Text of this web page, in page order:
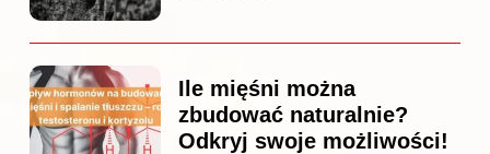
Ile mięśni można
zbudować naturalnie?
Odkryj swoje możliwości!